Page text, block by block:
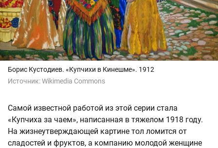
Борис Кустодиев. «Купчихи в Кинешме». 1912
Источник:Wikimedia Commons
Самой известной работой из этой серии стала
«Купчиха за чаем», написанная в тяжелом 1918 году.
На жизнеутверждающей картине тол ломится от
сладостей и фруктов, а компанию молодой женщине